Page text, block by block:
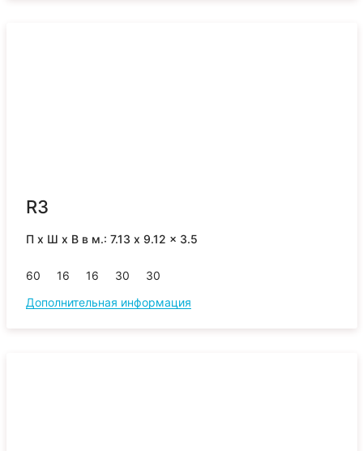
R3
П x Ш x В в м.: 7.13 x 9.12 x 3.5
60 16 16 30
30
Дополнительная информация